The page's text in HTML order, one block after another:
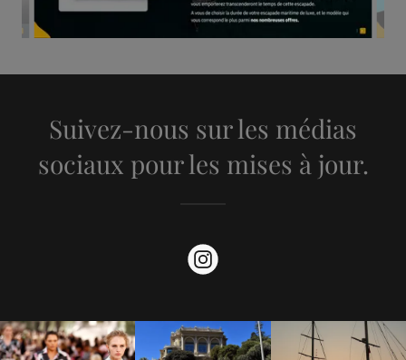
Suivez-nous sur les médias
sociaux pour les mises à jour.